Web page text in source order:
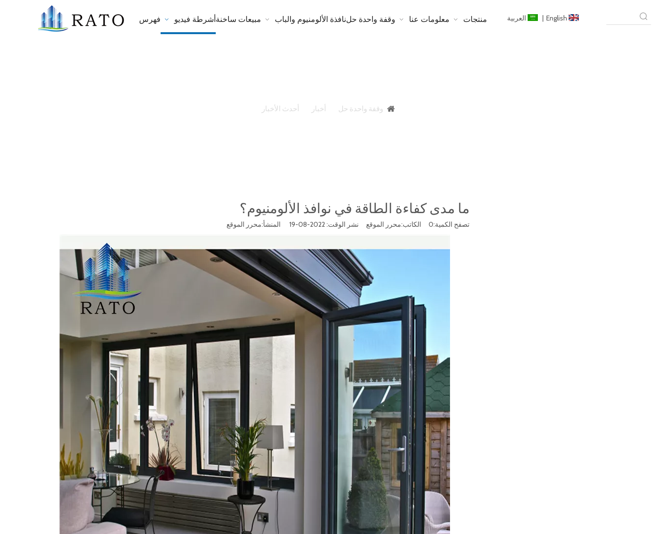
منتجات معلومات عنا وقفة واحدة حلنافذة الألومنيوم والباب مبيعات ساخنة أشرطة فيديو فهرس English
| العربية
وقفة واحدة حل أخبار أحدث الأخبار
ما مدى كفاءة الطاقة في نوافذ الألومنيوم؟
تصفح الكمية:0 الكاتب:محرر الموقع نشر الوقت: 2022-08-19 المنشأ: محرر الموقع